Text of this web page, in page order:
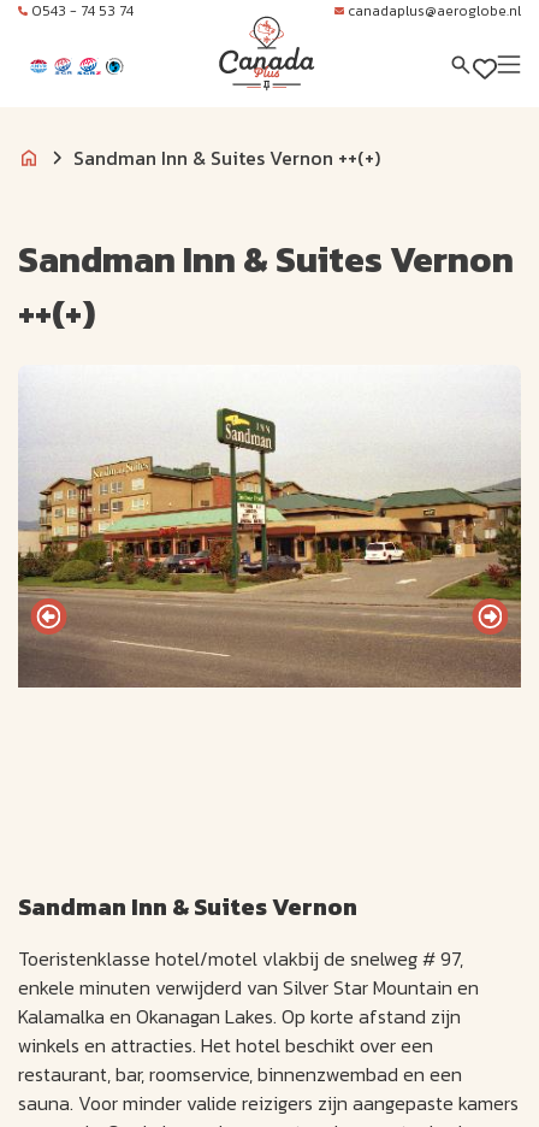
0543 - 74 53 74 canadaplus@aeroglobe.nl
Sandman Inn & Suites Vernon ++(+)
Sandman Inn & Suites Vernon
++(+)
Sandman Inn & Suites Vernon
Toeristenklasse hotel/motel vlakbij de snelweg # 97,
enkele minuten verwijderd van Silver Star Mountain en
Kalamalka en Okanagan Lakes. Op korte afstand zijn
winkels en attracties. Het hotel beschikt over een
restaurant, bar, roomservice, binnenzwembad en een
sauna. Voor minder valide reizigers zijn aangepaste kamers